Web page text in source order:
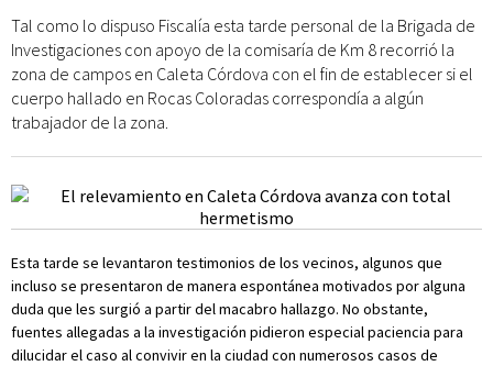
Tal como lo dispuso Fiscalía esta tarde personal de la Brigada de
Investigaciones con apoyo de la comisaría de Km 8 recorrió la
zona de campos en Caleta Córdova con el fin de establecer si el
cuerpo hallado en Rocas Coloradas correspondía a algún
trabajador de la zona.
Esta tarde se levantaron testimonios de los vecinos, algunos que
incluso se presentaron de manera espontánea motivados por alguna
duda que les surgió a partir del macabro hallazgo. No obstante,
fuentes allegadas a la investigación pidieron especial paciencia para
dilucidar el caso al convivir en la ciudad con numerosos casos de